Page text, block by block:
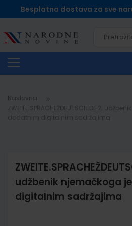
Besplatna dostava za sve
Naslovna
udžbenik njemačkoga
digitalnim sadržajima